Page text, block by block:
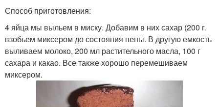
Способ приготовления:
4 яйца мы выльем в миску. Добавим в них сахар (200 г.
взобьем миксером до состояния пены. В другую емкость
выливаем молоко, 200 мл растительного масла, 100 г
сахара и какао. Все также хорошо перемешиваем
миксером.